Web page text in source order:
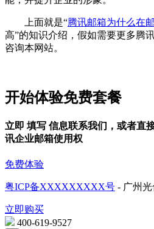
上面就是“腾讯邮箱为什么在
高”的知识介绍，假如需要更多腾
咨询本网站。
开始体验免费套餐
立即 填写 信息联系我们，或者直
讯企业邮箱使用权
免费体验
粤ICP备XXXXXXXXX号 - 广州
立即购买
400-619-9527